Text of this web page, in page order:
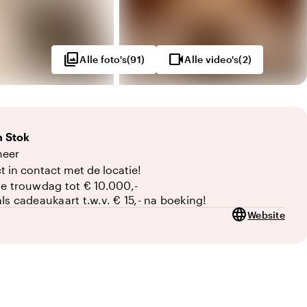
photo_libraryAlle foto's(91) videocamAlle video's(2)
Stok
in contact met de locatie!
trouwdag tot € 10.000,-
cadeaukaart t.w.v. € 15,- na boeking!
languageWebsite